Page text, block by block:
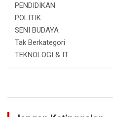
PENDIDIKAN
POLITIK
SENI BUDAYA
Tak Berkategori
TEKNOLOGI & IT